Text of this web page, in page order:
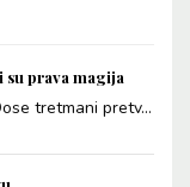
su prava magija
tretmani pretv...